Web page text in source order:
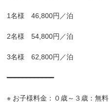
1名様 46,800円／泊
2名様 54,800円／泊
3名様 62,800円／泊
━━━━━━━━━━━━
※ お子様料金：０歳～３歳：無料